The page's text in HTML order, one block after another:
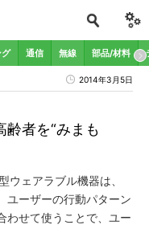
通信 無線 部品/材料
2014年3月5日
者を“みまも
ェアラブル機器は、
ユーザーの行動パターン
わせて使うことで、ユー